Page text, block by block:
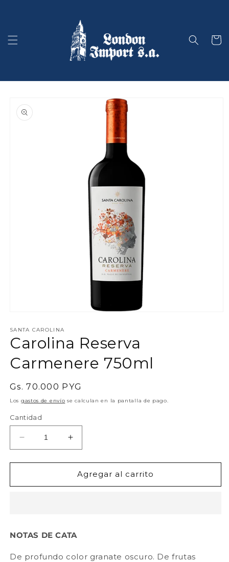
Carrito
información
multimedia
1
en
ventana
modal
SANTA CAROLINA
Carolina Reserva
Carmenere 750ml
Precio
habitual
Gs. 70.000 PYG
Los gastos de envío se calculan en la pantalla de pago.
Cantidad
Reducir
cantidad
para
Reserva
Aumentar
cantidad
para
Carolina
Reserva
Agregar al carrito
NOTAS DE CATA
De profundo color granate oscuro. De frutas